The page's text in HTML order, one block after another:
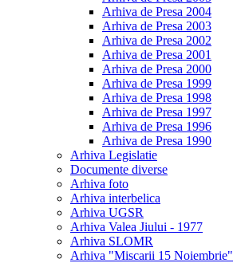
Arhiva de Presa 2004
Arhiva de Presa 2003
Arhiva de Presa 2002
Arhiva de Presa 2001
Arhiva de Presa 2000
Arhiva de Presa 1999
Arhiva de Presa 1998
Arhiva de Presa 1997
Arhiva de Presa 1996
Arhiva de Presa 1990
Arhiva Legislatie
Documente diverse
Arhiva foto
Arhiva interbelica
Arhiva UGSR
Arhiva Valea Jiului - 1977
Arhiva SLOMR
Arhiva "Miscarii 15 Noiembrie"